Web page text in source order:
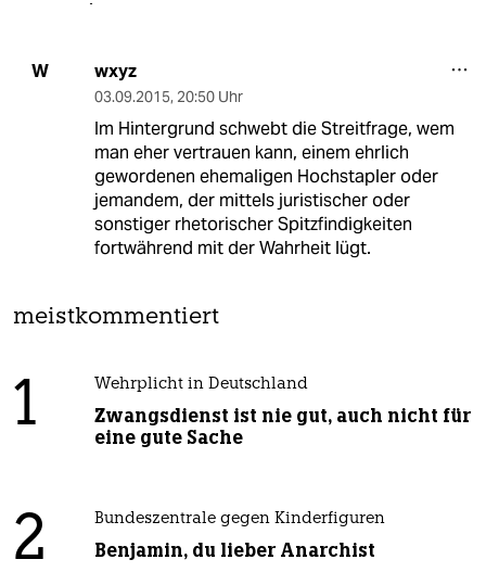
W wxyz
03.09.2015, 20:50 Uhr
Im Hintergrund schwebt die Streitfrage, wem
man eher vertrauen kann, einem ehrlich
gewordenen ehemaligen Hochstapler oder
jemandem, der mittels juristischer oder
sonstiger rhetorischer Spitzfindigkeiten
fortwährend mit der Wahrheit lügt.
meistkommentiert
1 Wehrplicht in Deutschland
Zwangsdienst ist nie gut, auch nicht für
eine gute Sache
2 Bundeszentrale gegen Kinderfiguren
Benjamin, du lieber Anarchist